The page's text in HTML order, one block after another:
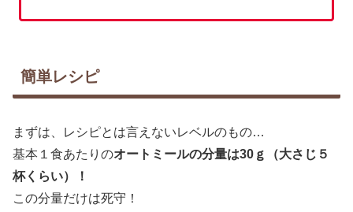
簡単レシピ
まずは、レシピとは言えないレベルのもの…
基本１食あたりのオートミールの分量は30ｇ（大さじ５
杯くらい）！
この分量だけは死守！